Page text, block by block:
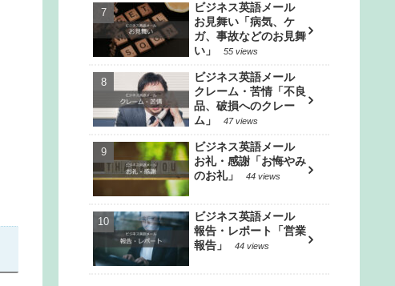
ビジネス英語メール
お見舞い「病気、ケ
ガ、事故などのお見舞
い」
55 views
ビジネス英語メール
クレーム・苦情「不良
品、破損へのクレー
ム」
47 views
ビジネス英語メール
お礼・感謝「お悔やみ
のお礼」
44 views
ビジネス英語メール
報告・レポート「営業
報告」
44 views